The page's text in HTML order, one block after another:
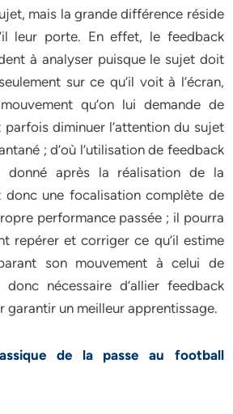
mais la grande différence réside
leur porte. En effet, le feedback
à analyser puisque le sujet doit
sur ce qu’il voit à l’écran,
qu’on lui demande de
diminuer l’attention du sujet
; d’où l’utilisation de feedback
après la réalisation de la
donc une focalisation complète de
performance passée ; il pourra
repérer et corriger ce qu’il estime
son mouvement à celui de
nécessaire d’allier feedback
garantir un meilleur apprentissage.
de la passe au football